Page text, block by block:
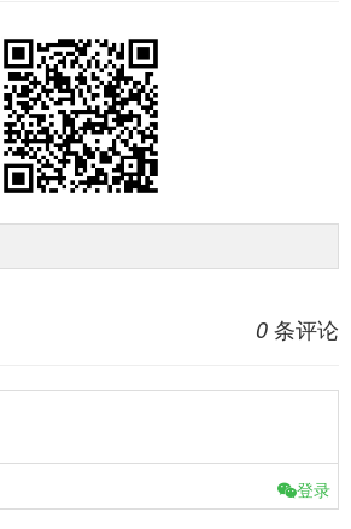
0 条评论
登录